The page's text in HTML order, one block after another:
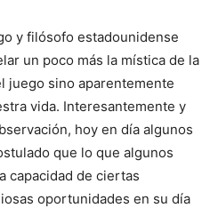
y filósofo estadounidense
un poco más la mística de la
juego sino aparentemente
vida. Interesantemente y
hoy en día algunos
que lo que algunos
capacidad de ciertas
oportunidades en su día